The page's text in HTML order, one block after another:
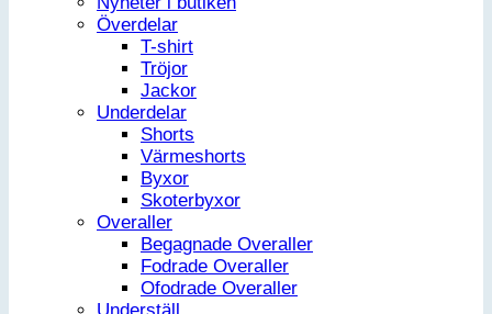
Överdelar
T-shirt
Tröjor
Jackor
Underdelar
Shorts
Värmeshorts
Byxor
Skoterbyxor
Overaller
Begagnade Overaller
Fodrade Overaller
Ofodrade Overaller